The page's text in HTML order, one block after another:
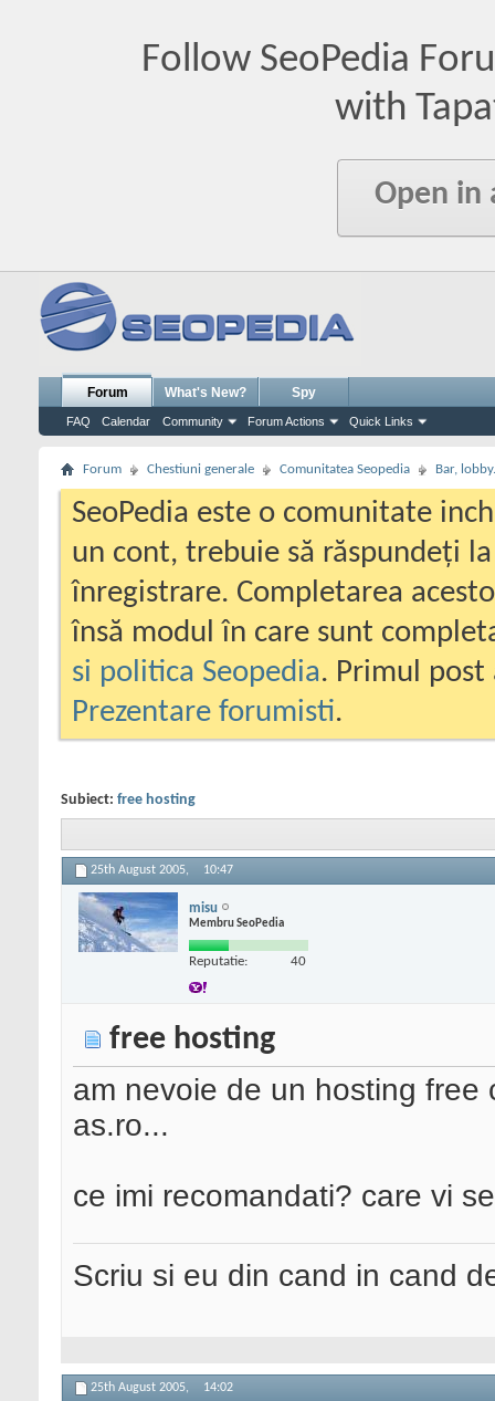
Follow SeoPedia
with
Open in
Forum
FAQ Calendar Community Forum Actions Quick Links
What's New? Spy
Forum Chestiuni generale Comunitatea Seopedia Bar,
SeoPedia este o comunitate
un cont, trebuie să răspundeți
înregistrare. Completarea
însă modul în care sunt
si politica Seopedia. Primul
Prezentare forumisti.
Subiect: free hosting
25th August 2005, 10:47
misu
Membru SeoPedia
Reputatie: 40
free hosting
am nevoie de un hosting
as.ro...
ce imi recomandati? care vi
Scriu si eu din cand in cand
25th August 2005, 14:02